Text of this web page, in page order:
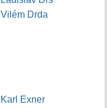
Vilém Drda
Karl Exner